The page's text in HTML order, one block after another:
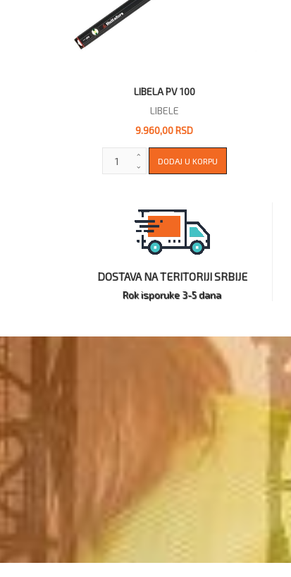
LIBELA PV 100
LIBELE
9.960,00 RSD
DOSTAVA NA TERITORIJI SRBIJE
Rok isporuke 3-5 dana